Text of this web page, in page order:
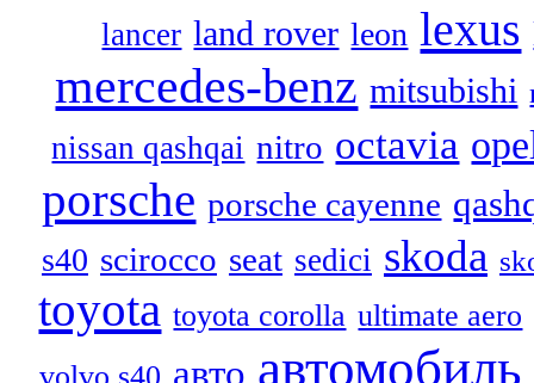
lancer land rover leon lexus
mercedes-benz mitsubishi
nissan qashqai nitro octavia
porsche porsche cayenne
s40 scirocco seat sedici skoda
toyota toyota corolla ultimate aero
авто автомобиль